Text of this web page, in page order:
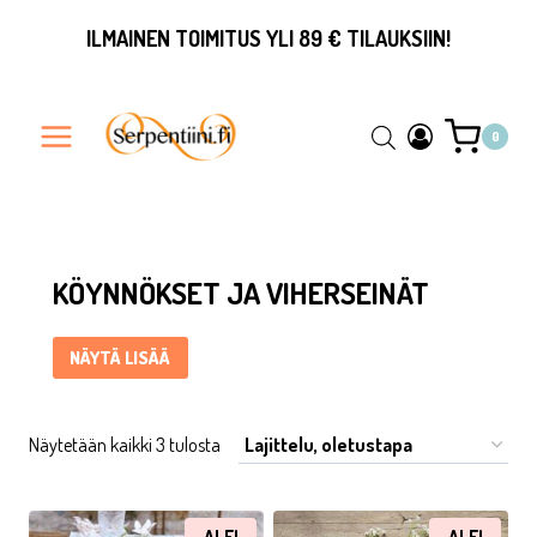
ILMAINEN TOIMITUS YLI 89 € TILAUKSIIN!
0
Köynnökset ja viherseinät ... Content continues. Activate
KÖYNNÖKSET JA VIHERSEINÄT
NÄYTÄ LISÄÄ
Näytetään kaikki 3 tulosta